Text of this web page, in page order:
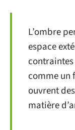
L’ombre
espace
comme un
ouvrent
matière